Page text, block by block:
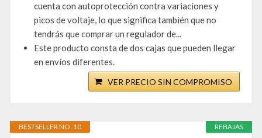
cuenta con autoprotección contra variaciones y
picos de voltaje, lo que significa también que no
tendrás que comprar un regulador de...
Este producto consta de dos cajas que pueden llegar
en envíos diferentes.
VER PRECIO SIN COMPROMISO
REBAJAS
BESTSELLER NO. 10